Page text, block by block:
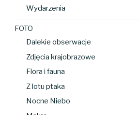
Wydarzenia
FOTO
Dalekie obserwacje
Zdjęcia krajobrazowe
Flora i fauna
Z lotu ptaka
Nocne Niebo